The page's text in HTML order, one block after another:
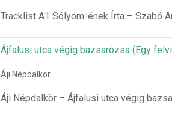
Tracklist A1 Sólyom-ének Írta – Szabó
Ájfalusi utca végig bazsarózsa (Egy
Áji Népdalkör
Áji Népdalkör – Ájfalusi utca végig